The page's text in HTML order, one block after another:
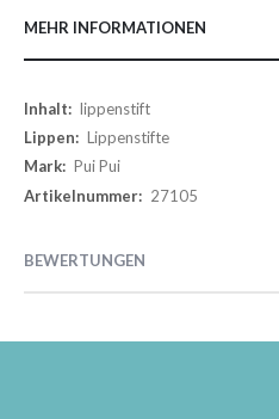
MEHR INFORMATIONEN
Mehr
Informationen
lippenstift
Lippenstifte
Pui Pui
27105
BEWERTUNGEN